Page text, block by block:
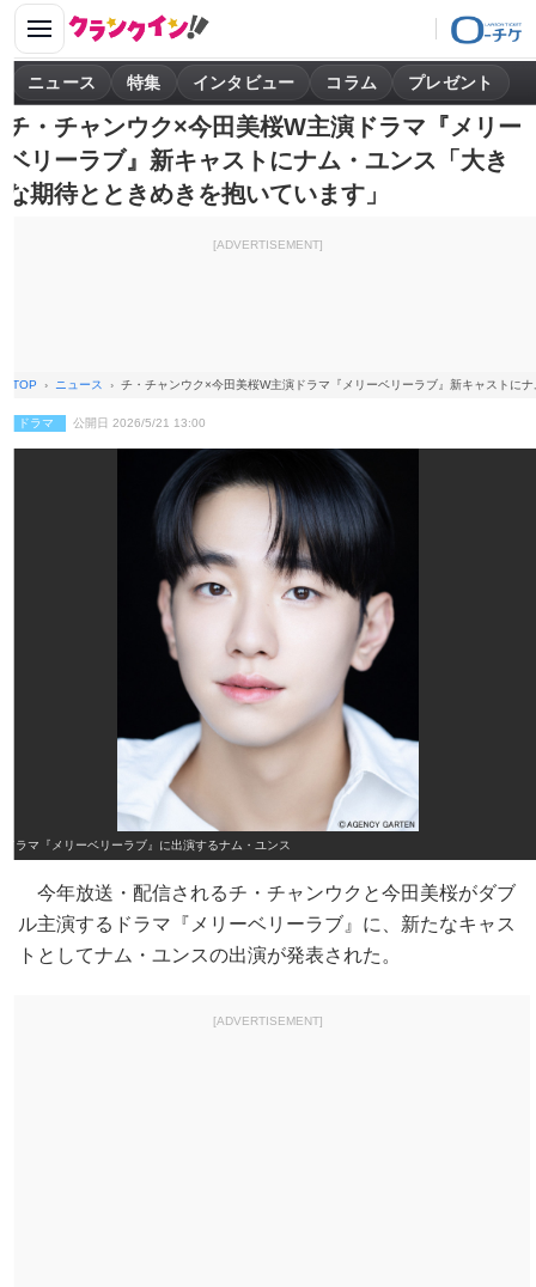
ニュース 特集 インタビュー コラム プレゼント
チ・チャンウク×今田美桜W主演ドラマ『メリー
ベリーラブ』新キャストにナム・ユンス「大き
な期待とときめきを抱いています」
[ADVERTISEMENT]
TOP ニュース チ・チャンウク×今田美桜W主演ドラマ『メリーベリーラブ』新キャストに
ドラマ 公開日 2026/5/21 13:00
ドラマ『メリーベリーラブ』に出演するナム・ユンス
今年放送・配信されるチ・チャンウクと今田美桜がダブ
ル主演するドラマ『メリーベリーラブ』に、新たなキャス
トとしてナム・ユンスの出演が発表された。
[ADVERTISEMENT]